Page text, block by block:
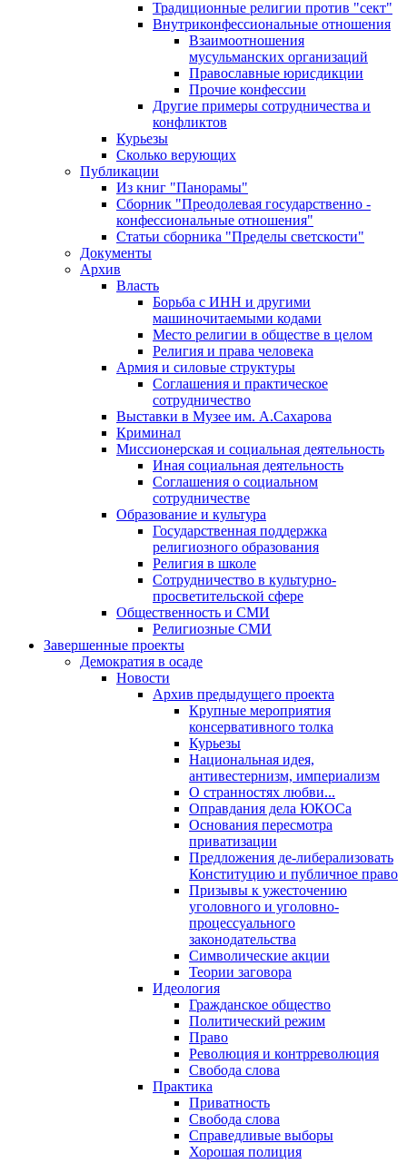
Традиционные религии против "сект"
Внутриконфессиональные отношения
Взаимоотношения
мусульманских организаций
Православные юрисдикции
Прочие конфессии
Другие примеры сотрудничества и
конфликтов
Курьезы
Сколько верующих
Публикации
Из книг "Панорамы"
Сборник "Преодолевая государственно -
конфессиональные отношения"
Статьи сборника "Пределы светскости"
Документы
Архив
Власть
Борьба с ИНН и другими
машиночитаемыми кодами
Место религии в обществе в целом
Религия и права человека
Армия и силовые структуры
Соглашения и практическое
сотрудничество
Выставки в Музее им. А.Сахарова
Криминал
Миссионерская и социальная деятельность
Иная социальная деятельность
Соглашения о социальном
сотрудничестве
Образование и культура
Государственная поддержка
религиозного образования
Религия в школе
Сотрудничество в культурно-
просветительской сфере
Общественность и СМИ
Религиозные СМИ
Завершенные проекты
Демократия в осаде
Новости
Архив предыдущего проекта
Крупные мероприятия
консервативного толка
Курьезы
Национальная идея,
антивестернизм, империализм
О странностях любви...
Оправдания дела ЮКОСа
Основания пересмотра
приватизации
Предложения де-либерализовать
Конституцию и публичное право
Призывы к ужесточению
уголовного и уголовно-
процессуального
законодательства
Символические акции
Теории заговора
Идеология
Гражданское общество
Политический режим
Право
Революция и контрреволюция
Свобода слова
Практика
Приватность
Свобода слова
Справедливые выборы
Хорошая полиция